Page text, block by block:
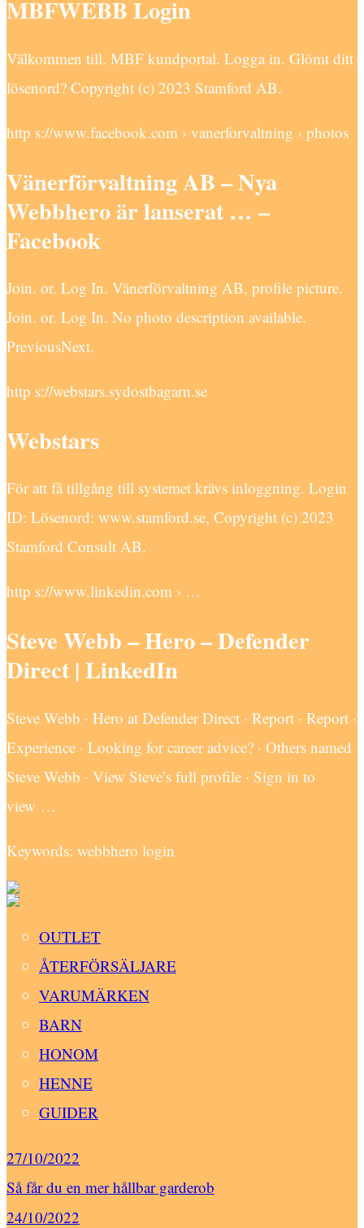
MBFWEBB Login
Välkommen till. MBF kundportal. Logga in. Glömt ditt
lösenord? Copyright (c) 2023 Stamford AB.
http s://www.facebook.com › vanerforvaltning › photos
Vänerförvaltning AB – Nya
Webbhero är lanserat … –
Facebook
Join. or. Log In. Vänerförvaltning AB, profile picture.
Join. or. Log In. No photo description available.
PreviousNext.
http s://webstars.sydostbagarn.se
Webstars
För att få tillgång till systemet krävs inloggning. Login
ID: Lösenord: www.stamford.se, Copyright (c) 2023
Stamford Consult AB.
http s://www.linkedin.com › …
Steve Webb – Hero – Defender
Direct | LinkedIn
Steve Webb · Hero at Defender Direct · Report · Report ·
Experience · Looking for career advice? · Others named
Steve Webb · View Steve’s full profile · Sign in to
view …
Keywords: webbhero login
OUTLET
ÅTERFÖRSÄLJARE
VARUMÄRKEN
BARN
HONOM
HENNE
GUIDER
27/10/2022
Så får du en mer hållbar garderob
24/10/2022